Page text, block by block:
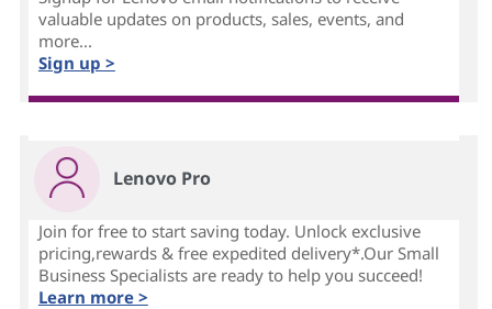
valuable updates on products, sales, events, and
more...
Sign up >
Lenovo Pro
Join for free to start saving today. Unlock exclusive
pricing,rewards & free expedited delivery*.Our Small
Business Specialists are ready to help you succeed!
Learn more >